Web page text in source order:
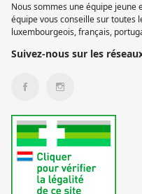
Nous sommes une équipe
équipe vous conseille sur toutes
luxembourgeois, français,
Suivez-nous sur les